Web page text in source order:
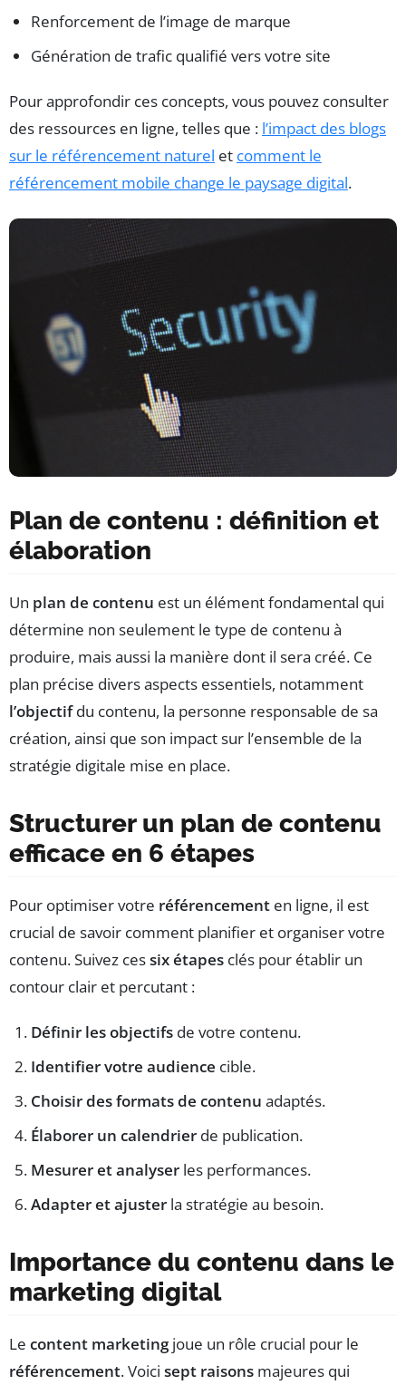
Renforcement de l’image de marque
Génération de trafic qualifié vers votre site
Pour approfondir ces concepts, vous pouvez consulter
des ressources en ligne, telles que : l’impact des blogs
sur le référencement naturel et comment le
référencement mobile change le paysage digital.
Plan de contenu : définition et
élaboration
Un plan de contenu est un élément fondamental qui
détermine non seulement le type de contenu à
produire, mais aussi la manière dont il sera créé. Ce
plan précise divers aspects essentiels, notamment
l’objectifdu contenu, la personne responsable de sa
création, ainsi que son impact sur l’ensemble de la
stratégie digitale mise en place.
Structurer un plan de contenu
efficace en 6 étapes
Pour optimiser votre référencement en ligne, il est
crucial de savoir comment planifier et organiser votre
contenu. Suivez cessix étapes clés pour établir un
contour clair et percutant :
Définir les objectifs de votre contenu.
Identifier votre audience cible.
Choisir des formats de contenu adaptés.
Élaborer un calendrier de publication.
Mesurer et analyser les performances.
Adapter et ajuster la stratégie au besoin.
Importance du contenu dans le
marketing digital
Le content marketingjoue un rôle crucial pour le
référencement. Voici sept raisons majeures qui